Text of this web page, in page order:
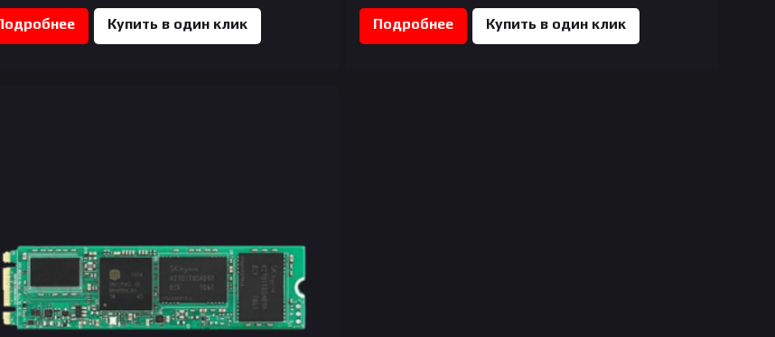
Купить в один клик Подробнее Купить в один клик